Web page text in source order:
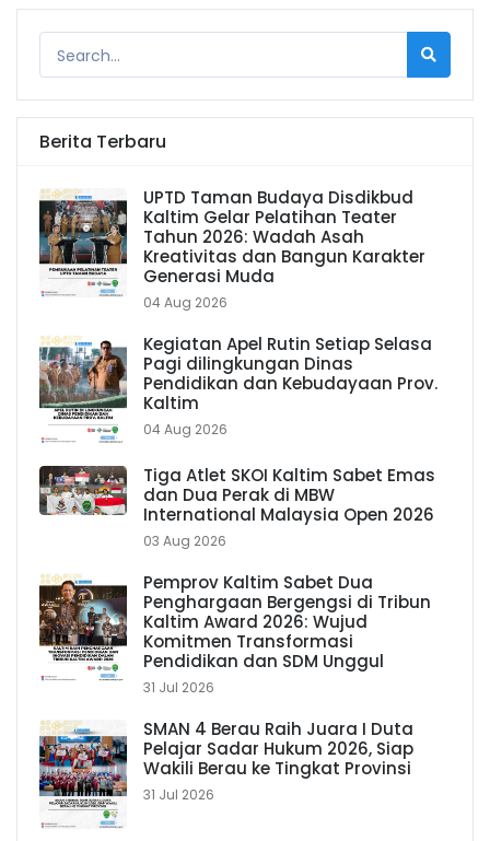
Berita Terbaru
UPTD Taman Budaya Disdikbud
Kaltim Gelar Pelatihan Teater
Tahun 2026: Wadah Asah
Kreativitas dan Bangun Karakter
Generasi Muda
04 Aug 2026
Kegiatan Apel Rutin Setiap Selasa
Pagi dilingkungan Dinas
Pendidikan dan Kebudayaan Prov.
Kaltim
04 Aug 2026
Tiga Atlet SKOI Kaltim Sabet Emas
dan Dua Perak di MBW
International Malaysia Open 2026
03 Aug 2026
Pemprov Kaltim Sabet Dua
Penghargaan Bergengsi di Tribun
Kaltim Award 2026: Wujud
Komitmen Transformasi
Pendidikan dan SDM Unggul
31 Jul 2026
SMAN 4 Berau Raih Juara I Duta
Pelajar Sadar Hukum 2026, Siap
Wakili Berau ke Tingkat Provinsi
31 Jul 2026